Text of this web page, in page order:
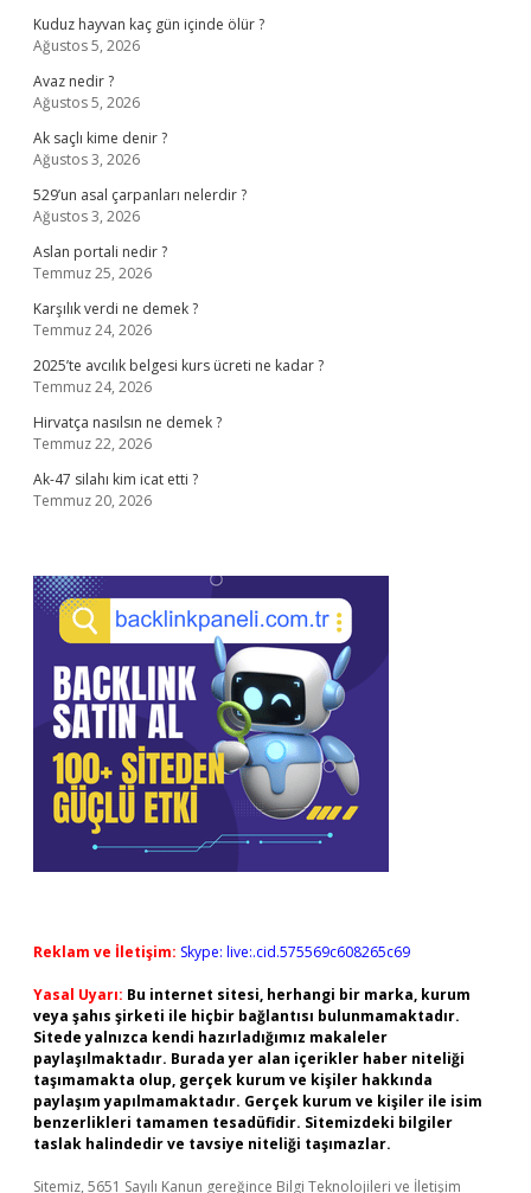
Kuduz hayvan kaç gün içinde ölür ?
Ağustos 5, 2026
Avaz nedir ?
Ağustos 5, 2026
Ak saçlı kime denir ?
Ağustos 3, 2026
529’un asal çarpanları nelerdir ?
Ağustos 3, 2026
Aslan portali nedir ?
Temmuz 25, 2026
Karşılık verdi ne demek ?
Temmuz 24, 2026
2025’te avcılık belgesi kurs ücreti ne kadar ?
Temmuz 24, 2026
Hirvatça nasılsın ne demek ?
Temmuz 22, 2026
Ak-47 silahı kim icat etti ?
Temmuz 20, 2026
Reklam ve İletişim: Skype: live:.cid.575569c608265c69
Yasal Uyarı: Bu internet sitesi, herhangi bir marka, kurum
veya şahıs şirketi ile hiçbir bağlantısı bulunmamaktadır.
Sitede yalnızca kendi hazırladığımız makaleler
paylaşılmaktadır. Burada yer alan içerikler haber niteliği
taşımamakta olup, gerçek kurum ve kişiler hakkında
paylaşım yapılmamaktadır. Gerçek kurum ve kişiler ile isim
benzerlikleri tamamen tesadüfidir. Sitemizdeki bilgiler
taslak halindedir ve tavsiye niteliği taşımazlar.
Sitemiz, 5651 Sayılı Kanun gereğince Bilgi Teknolojileri ve İletişim